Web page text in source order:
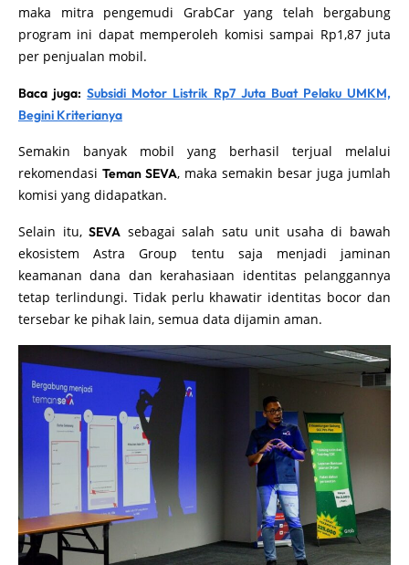
maka mitra pengemudi GrabCar yang telah bergabung
program ini dapat memperoleh komisi sampai Rp1,87 juta
per penjualan mobil.
Baca juga:Subsidi Motor Listrik Rp7 Juta Buat Pelaku UMKM,
Begini Kriterianya
Semakin banyak mobil yang berhasil terjual melalui
rekomendasi Teman SEVA, maka semakin besar juga jumlah
komisi yang didapatkan.
Selain itu,SEVA sebagai salah satu unit usaha di bawah
ekosistem Astra Group tentu saja menjadi jaminan
keamanan dana dan kerahasiaan identitas pelanggannya
tetap terlindungi. Tidak perlu khawatir identitas bocor dan
tersebar ke pihak lain, semua data dijamin aman.